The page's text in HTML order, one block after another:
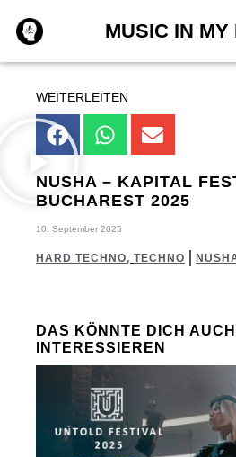
Inhalt
springen
MUSIC IN MY
WEITERLEITEN
NUSHA – KAPITAL
BUCHAREST 2025
10. September 2025
HARD TECHNO, TECHNO
DAS KÖNNTE DICH AUCH
INTERESSIEREN